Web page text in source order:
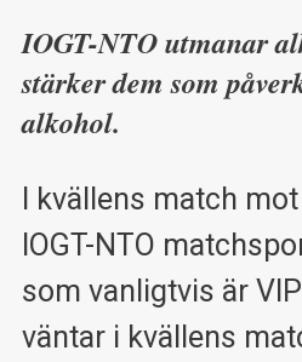
IOGT-NTO utmanar
stärker dem som
alkohol.
I kvällens match
IOGT-NTO
som vanligtvis är
väntar i kvällens